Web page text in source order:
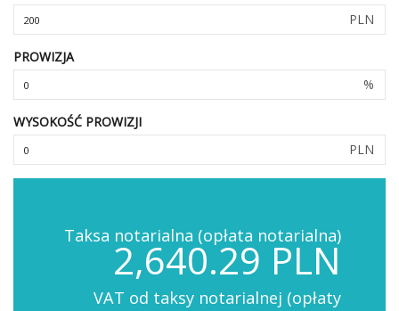
PLN
PROWIZJA
%
WYSOKOŚĆ PROWIZJI
PLN
Taksa notarialna (opłata notarialna)
2,640.29 PLN
VAT od taksy notarialnej (opłaty